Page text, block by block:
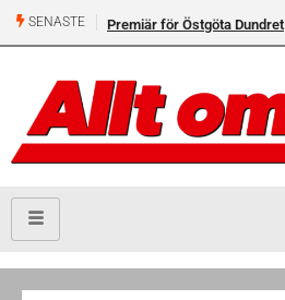
SENASTE Premiär för Östgöta Dundret